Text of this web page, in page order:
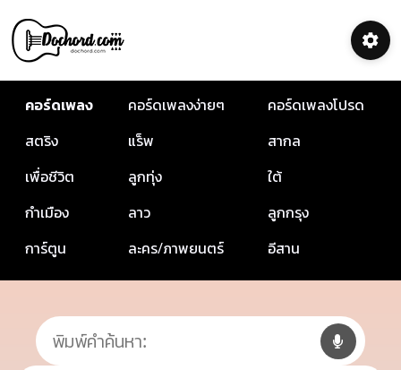
คอร์ดเพลง คอร์ดเพลงง่ายๆ
คอร์ดเพลงโปรด
สตริง
แร็พ
สากล
เพื่อชีวิต
ลูกทุ่ง
ใต้
กำเมือง
ลาว
ลูกกรุง
การ์ตูน
ละคร/ภาพยนตร์ อีสาน